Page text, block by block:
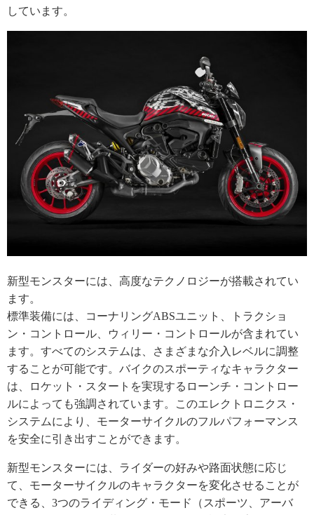
しています。
新型モンスターには、高度なテクノロジーが搭載されてい
ます。
標準装備には、コーナリングABSユニット、トラクショ
ン・コントロール、ウィリー・コントロールが含まれてい
ます。すべてのシステムは、さまざまな介入レベルに調整
することが可能です。バイクのスポーティなキャラクター
は、ロケット・スタートを実現するローンチ・コントロー
ルによっても強調されています。このエレクトロニクス・
システムにより、モーターサイクルのフルパフォーマンス
を安全に引き出すことができます。
新型モンスターには、ライダーの好みや路面状態に応じ
て、モーターサイクルのキャラクターを変化させることが
できる、3つのライディング・モード（スポーツ、アーバ